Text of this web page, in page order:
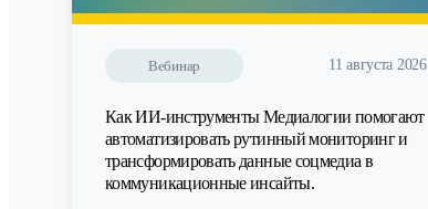
Вебинар 11 августа 2026
Как ИИ-инструменты Медиалогии помогают
автоматизировать рутинный мониторинг и
трансформировать данные соцмедиа в
коммуникационные инсайты.